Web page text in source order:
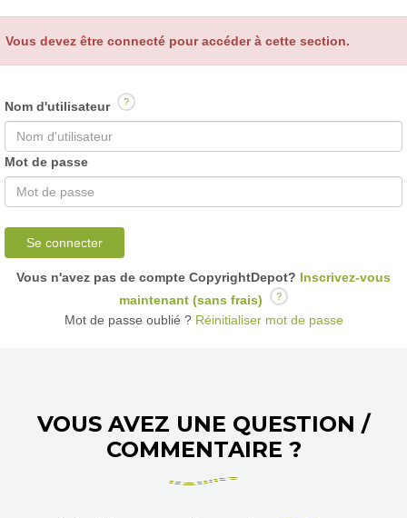
Vous devez être connecté pour accéder à cette section.
Nom d'utilisateur ?
Mot de passe
Se connecter
Vous n'avez pas de compte CopyrightDepot? Inscrivez-vous
maintenant (sans frais)
?
Mot de passe oublié ?Réinitialiser mot de passe
VOUS AVEZ UNE QUESTION /
COMMENTAIRE ?